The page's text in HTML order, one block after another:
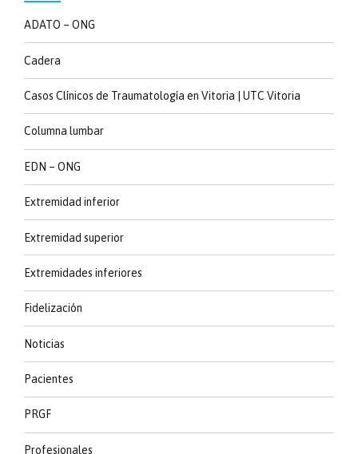
ADATO – ONG
Cadera
Casos Clínicos de Traumatología en Vitoria | UTC Vitoria
Columna lumbar
EDN – ONG
Extremidad inferior
Extremidad superior
Extremidades inferiores
Fidelización
Noticias
Pacientes
PRGF
Profesionales